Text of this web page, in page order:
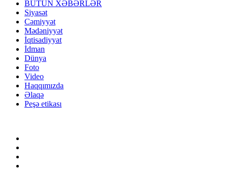
BÜTÜN XƏBƏRLƏR
Siyasət
Cəmiyyət
Mədəniyyət
İqtisadiyyat
İdman
Dünya
Foto
Video
Haqqımızda
Əlaqə
Peşə etikası